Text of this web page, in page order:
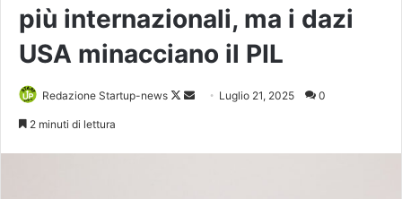
più internazionali, ma i dazi
USA minacciano il PIL
Redazione Startup-news
Follow
Invia Luglio 21, 2025 0
2 minuti di lettura